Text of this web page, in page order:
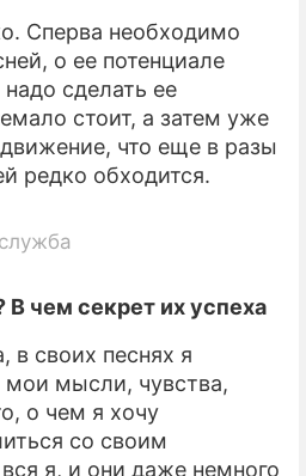
Сперва необходимо
о ее потенциале
сделать ее
стоит, а затем уже
что еще в разы
редко обходится.
чем секрет их успеха
в своих песнях я
мысли, чувства,
о чем я хочу
со своим
я, и они даже немного